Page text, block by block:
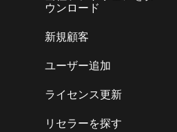
ウンロード
新規顧客
ユーザー追加
ライセンス更新
リセラーを探す